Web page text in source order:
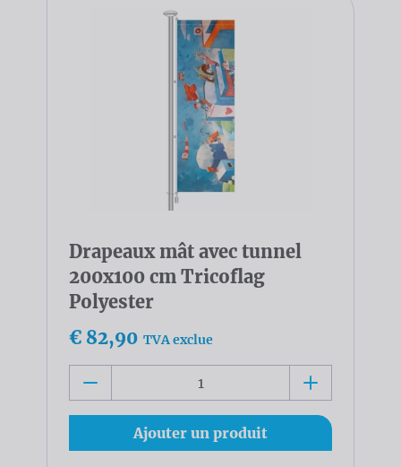
Drapeaux mât avec tunnel
200x100 cm Tricoflag
Polyester
€ 82,90 TVA exclue
Ajouter un produit